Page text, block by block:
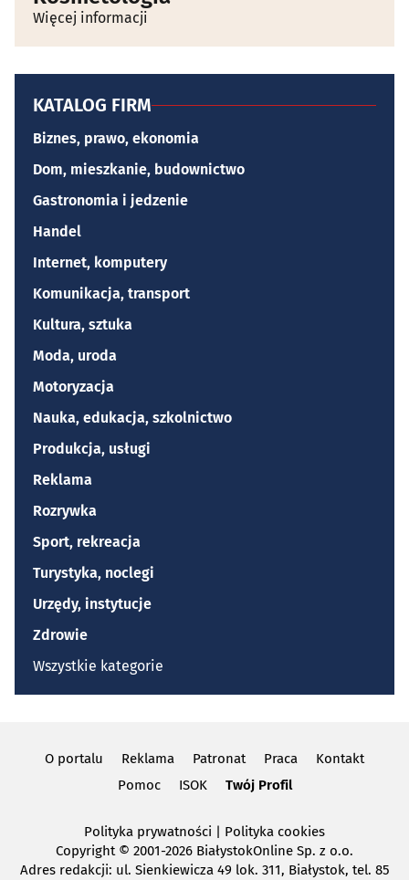
Więcej informacji
KATALOG FIRM
Biznes, prawo, ekonomia
Dom, mieszkanie, budownictwo
Gastronomia i jedzenie
Handel
Internet, komputery
Komunikacja, transport
Kultura, sztuka
Moda, uroda
Motoryzacja
Nauka, edukacja, szkolnictwo
Produkcja, usługi
Reklama
Rozrywka
Sport, rekreacja
Turystyka, noclegi
Urzędy, instytucje
Zdrowie
Wszystkie kategorie
O portalu Reklama Patronat Praca
Kontakt
Pomoc
ISOK Twój Profil
Polityka prywatności
Polityka cookies
Copyright© 2001-2026 BiałystokOnline Sp. z o.o.
Adres redakcji: ul. Sienkiewicza 49 lok. 311, Białystok, tel. 85